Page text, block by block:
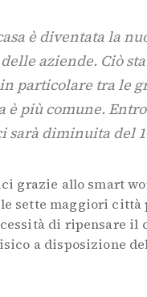
è diventata la
aziende. Ciò
particolare tra le
è più comune.
sarà diminuita del
grazie allo smart
sette maggiori città
di ripensare
a disposizione